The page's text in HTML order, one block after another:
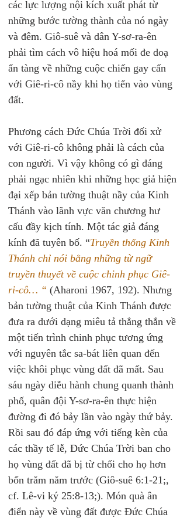
các lực lượng nội kích xuất phát từ
những bước tường thành của nó ngày
và đêm. Giô-suê và dân Y-sơ-ra-ên
phải tìm cách vô hiệu hoá mối đe doạ
ẩn tàng về những cuộc chiến gay cấn
với Giê-ri-cô nầy khi họ tiến vào vùng
đất.
Phương cách Đức Chúa Trời đối xử
với Giê-ri-cô không phải là cách của
con người. Vì vậy không có gì đáng
phải ngạc nhiên khi những học giả hiện
đại xếp bản tường thuật nầy của Kinh
Thánh vào lãnh vực văn chương hư
cấu đầy kịch tính. Một tác giả đáng
kính đã tuyên bố. “Truyền thống Kinh
Thánh chỉ nói bằng những từ ngữ
truyền thuyết về cuộc chinh phục Giê-
ri-cô… “ (Aharoni 1967, 192). Nhưng
bản tường thuật của Kinh Thánh được
đưa ra dưới dạng miêu tả thẳng thắn về
một tiến trình chinh phục tương ứng
với nguyên tắc sa-bát liên quan đến
việc khôi phục vùng đất đã mất. Sau
sáu ngày diễu hành chung quanh thành
phố, quân đội Y-sơ-ra-ên thực hiện
đường đi đó bảy lần vào ngày thứ bảy.
Rồi sau đó đáp ứng với tiếng kèn của
các thầy tế lễ, Đức Chúa Trời ban cho
họ vùng đất đã bị từ chối cho họ hơn
bốn trăm năm trước (Giô-suê 6:1-21;,
cf. Lê-vi ký 25:8-13;). Món quà ân
điển này về vùng đất được Đức Chúa